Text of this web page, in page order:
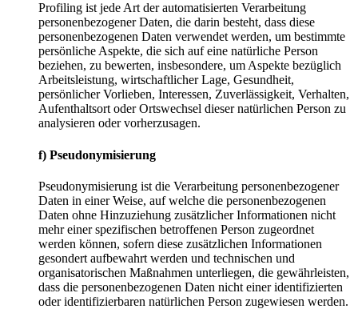
Profiling ist jede Art der automatisierten Verarbeitung
personenbezogener Daten, die darin besteht, dass diese
personenbezogenen Daten verwendet werden, um bestimmte
persönliche Aspekte, die sich auf eine natürliche Person
beziehen, zu bewerten, insbesondere, um Aspekte bezüglich
Arbeitsleistung, wirtschaftlicher Lage, Gesundheit,
persönlicher Vorlieben, Interessen, Zuverlässigkeit, Verhalten,
Aufenthaltsort oder Ortswechsel dieser natürlichen Person zu
analysieren oder vorherzusagen.
f) Pseudonymisierung
Pseudonymisierung ist die Verarbeitung personenbezogener
Daten in einer Weise, auf welche die personenbezogenen
Daten ohne Hinzuziehung zusätzlicher Informationen nicht
mehr einer spezifischen betroffenen Person zugeordnet
werden können, sofern diese zusätzlichen Informationen
gesondert aufbewahrt werden und technischen und
organisatorischen Maßnahmen unterliegen, die gewährleisten,
dass die personenbezogenen Daten nicht einer identifizierten
oder identifizierbaren natürlichen Person zugewiesen werden.